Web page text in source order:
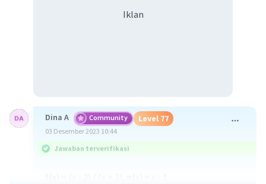
Iklan
Dina A Community Level 77
03 Desember 2023 10:44
Jawaban terverifikasi